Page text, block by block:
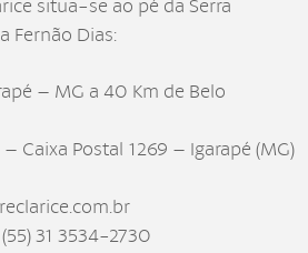
situa-se ao pé da Serra
Fernão Dias:
– MG a 40 Km de Belo
Caixa Postal 1269 – Igarapé (MG)
31 3534-2730